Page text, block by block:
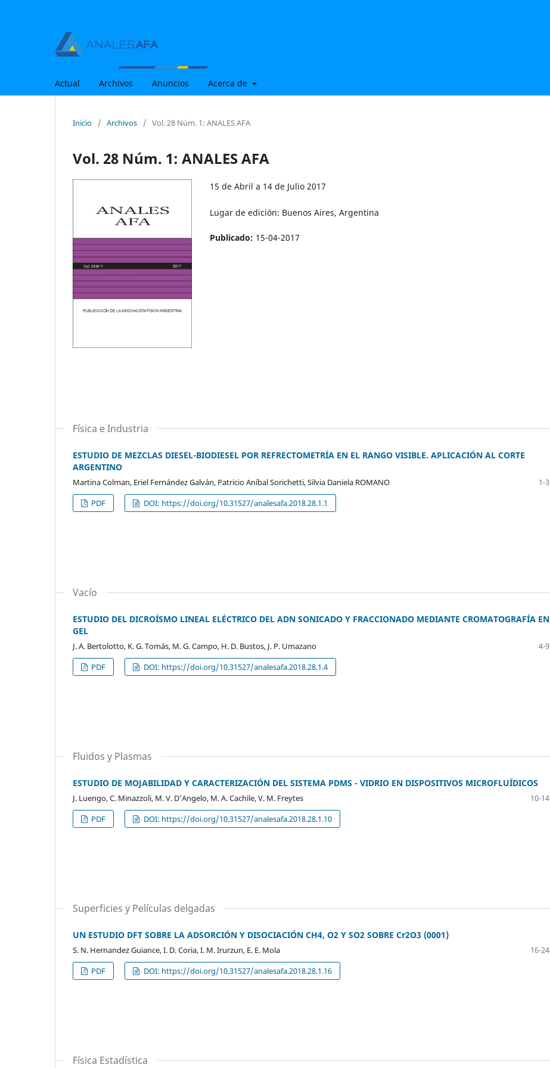
Actual Archivos Anuncios Acerca de
Inicio / Archivos / Vol. 28 Núm. 1: ANALES AFA
Vol. 28 Núm. 1: ANALES AFA
15 de Abril a 14 de Julio 2017
Lugar de edición: Buenos Aires, Argentina
Publicado: 15-04-2017
Física e Industria
ESTUDIO DE MEZCLAS DIESEL-BIODIESEL POR REFRECTOMETRÍA EN EL RANGO VISIBLE. APLICACIÓN AL CORTE
ARGENTINO
Martina Colman, Eriel Fernández Galván, Patricio Aníbal Sorichetti, Silvia Daniela ROMANO
1-3
PDF
DOI: https://doi.org/10.31527/analesafa.2018.28.1.1
Vacío
ESTUDIO DEL DICROÍSMO LINEAL ELÉCTRICO DEL ADN SONICADO Y FRACCIONADO MEDIANTE CROMATOGRAFÍA EN
GEL
J. A. Bertolotto, K. G. Tomás, M. G. Campo, H. D. Bustos, J. P. Umazano
4-9
PDF
DOI: https://doi.org/10.31527/analesafa.2018.28.1.4
Fluidos y Plasmas
ESTUDIO DE MOJABILIDAD Y CARACTERIZACIÓN DEL SISTEMA PDMS - VIDRIO EN DISPOSITIVOS MICROFLUÍDICOS
J. Luengo, C. Minazzoli, M. V. D’Angelo, M. A. Cachile, V. M. Freytes
10-14
PDF
DOI: https://doi.org/10.31527/analesafa.2018.28.1.10
Superficies y Películas delgadas
UN ESTUDIO DFT SOBRE LA ADSORCIÓN Y DISOCIACIÓN CH4, O2 Y SO2 SOBRE Cr2O3 (0001)
S. N. Hernandez Guiance, I. D. Coria, I. M. Irurzun, E. E. Mola
16-24
PDF
DOI: https://doi.org/10.31527/analesafa.2018.28.1.16
Física Estadística